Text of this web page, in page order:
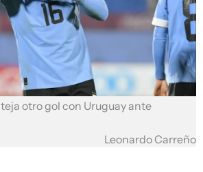
otro gol con Uruguay ante
Leonardo Carreño